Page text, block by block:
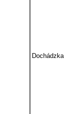
Dochádzka